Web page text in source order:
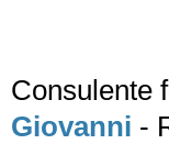
Consulente
Giovanni -